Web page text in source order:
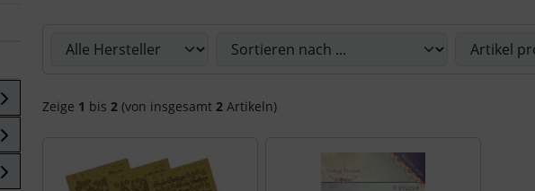
Zeige 1 bis 2 (von insgesamt 2 Artikeln)